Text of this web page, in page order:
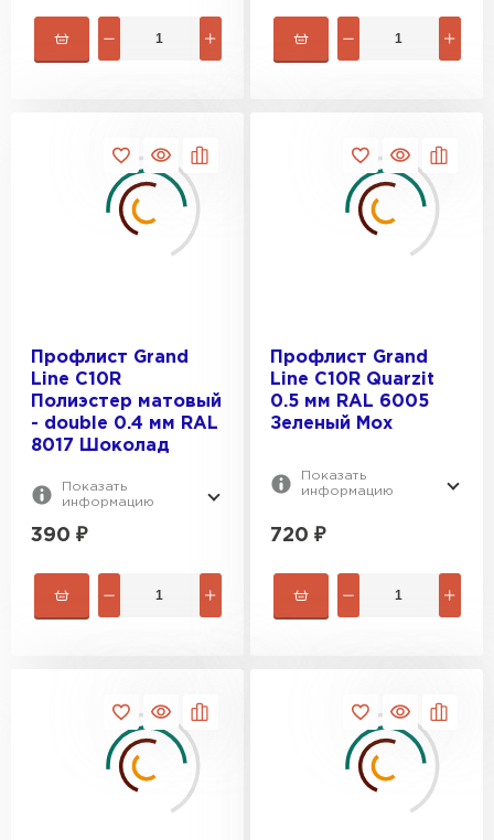
Профлист Grand
Line С10R
Полиэстер матовый
- double 0.4 мм RAL
8017 Шоколад
Показать
информацию
390 ₽
Профлист Grand
Line С10R Quarzit
0.5 мм RAL 6005
Зеленый Мох
Показать
информацию
720 ₽
Водосточная система